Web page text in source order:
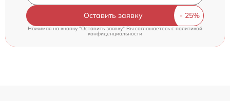
Оставить заявку
Нажимая на кнопку "Оставить заявку" Вы соглашаетесь cполитикой
конфиденциальности